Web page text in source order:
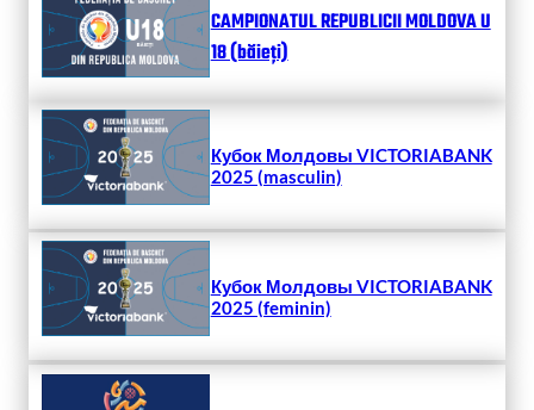
CAMPIONATUL REPUBLICII MOLDOVA U
18 (băieți)
Кубок Молдовы VICTORIABANK
2025 (masculin)
Кубок Молдовы VICTORIABANK
2025 (feminin)